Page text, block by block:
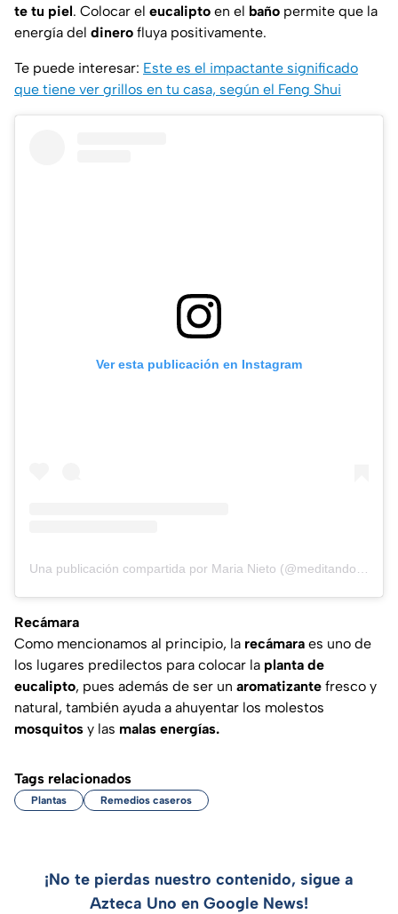
te tu piel. Colocar el eucalipto en el baño permite que la
energía del dinero fluya positivamente.
Te puede interesar: Este es el impactante significado
que tiene ver grillos en tu casa, según el Feng Shui
Ver esta publicación en Instagram
Recámara
Como mencionamos al principio, la recámara es uno de
los lugares predilectos para colocar la planta de
eucalipto, pues además de ser un aromatizante fresco y
natural, también ayuda a ahuyentar los molestos
mosquitos y las malas energías.
Tags relacionados
Plantas Remedios caseros
¡No te pierdas nuestro contenido, sigue a
Azteca Uno en Google News!